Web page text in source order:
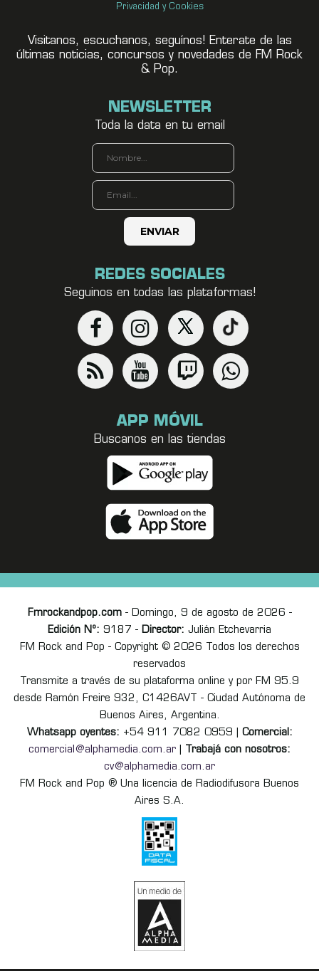
Privacidad y Cookies
Visitanos, escuchanos, seguínos! Enterate de las
últimas noticias, concursos y novedades de FM Rock
& Pop.
NEWSLETTER
Toda la data en tu email
REDES SOCIALES
Seguinos en todas las plataformas!
APP MÓVIL
Buscanos en las tiendas
Fmrockandpop.com- Domingo, 9 de agosto de 2026 -
Edición Nº: 9187 - Director: Julián Etchevarria
FM Rock and Pop - Copyright © 2026 Todos los derechos
reservados
Transmite a través de su plataforma online y por FM 95.9
desde Ramón Freire 932, C1426AVT - Ciudad Autónoma de
Buenos Aires, Argentina.
Whatsapp oyentes: +54 911 7082 0959 | Comercial:
comercial@alphamedia.com.ar
Trabajá con nosotros:
cv@alphamedia.com.ar
FM Rock and Pop ® Una licencia de Radiodifusora Buenos
Aires S.A.